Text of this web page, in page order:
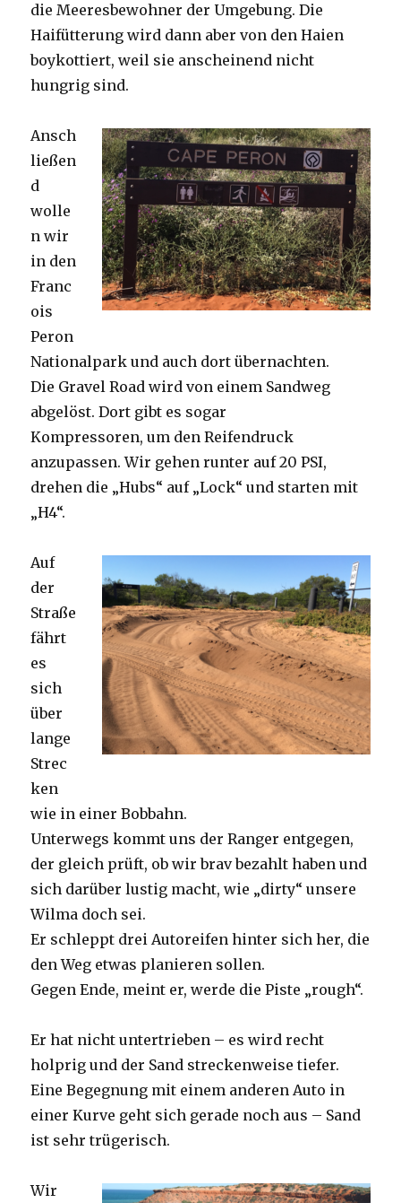
die Meeresbewohner der Umgebung. Die
Haifütterung wird dann aber von den Haien
boykottiert, weil sie anscheinend nicht
hungrig sind.
Ansch
ließen
d
wolle
n wir
in den
Franc
ois
Peron
Nationalpark und auch dort übernachten.
Die Gravel Road wird von einem Sandweg
abgelöst. Dort gibt es sogar
Kompressoren, um den Reifendruck
anzupassen. Wir gehen runter auf 20 PSI,
drehen die „Hubs“ auf „Lock“ und starten mit
„H4“.
Auf
der
Straße
fährt
es
sich
über
lange
Strec
ken
wie in einer Bobbahn.
Unterwegs kommt uns der Ranger entgegen,
der gleich prüft, ob wir brav bezahlt haben und
sich darüber lustig macht, wie „dirty“ unsere
Wilma doch sei.
Er schleppt drei Autoreifen hinter sich her, die
den Weg etwas planieren sollen.
Gegen Ende, meint er, werde die Piste „rough“.
Er hat nicht untertrieben – es wird recht
holprig und der Sand streckenweise tiefer.
Eine Begegnung mit einem anderen Auto in
einer Kurve geht sich gerade noch aus – Sand
ist sehr trügerisch.
Wir